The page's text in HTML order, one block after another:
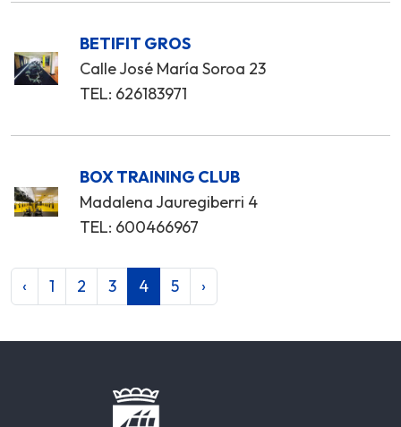
BETIFIT GROS
Calle José María Soroa 23
TEL: 626183971
BOX TRAINING CLUB
Madalena Jauregiberri 4
TEL: 600466967
‹ 1 2 3 4 5 ›